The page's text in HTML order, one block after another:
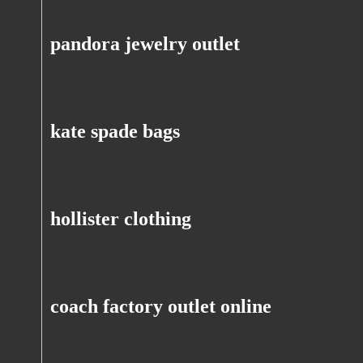
pandora jewelry outlet
kate spade bags
hollister clothing
coach factory outlet online